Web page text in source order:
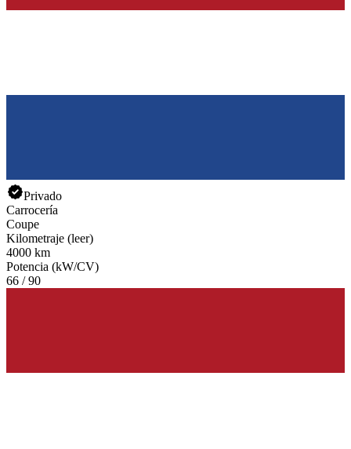
Privado
Carrocería
Coupe
Kilometraje (leer)
4000 km
Potencia (kW/CV)
66 / 90